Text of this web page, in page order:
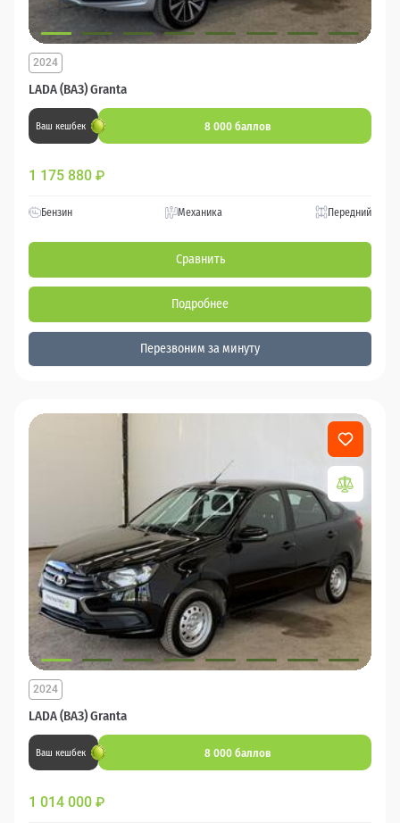
LADA (ВАЗ) Granta
2024
Ваш кешбек 8 000 баллов
1 175 880 ₽
Бензин Механика Передний
Сравнить
Подробнее
Перезвоним за минуту
LADA (ВАЗ) Granta
2024
Ваш кешбек 8 000 баллов
1 014 000 ₽